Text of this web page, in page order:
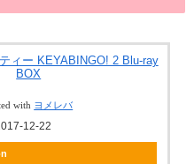
ィー KEYABINGO! 2 Blu-ray
BOX
with ヨメレバ
12-22